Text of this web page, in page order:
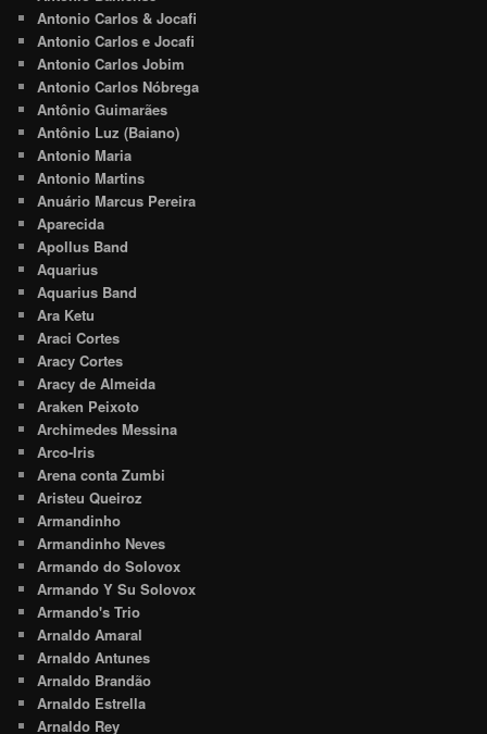
Antonio Carlos & Jocafi
Antonio Carlos e Jocafi
Antonio Carlos Jobim
Antonio Carlos Nóbrega
Antônio Guimarães
Antônio Luz (Baiano)
Antonio Maria
Antonio Martins
Anuário Marcus Pereira
Aparecida
Apollus Band
Aquarius
Aquarius Band
Ara Ketu
Araci Cortes
Aracy Cortes
Aracy de Almeida
Araken Peixoto
Archimedes Messina
Arco-Iris
Arena conta Zumbi
Aristeu Queiroz
Armandinho
Armandinho Neves
Armando do Solovox
Armando Y Su Solovox
Armando's Trio
Arnaldo Amaral
Arnaldo Antunes
Arnaldo Brandão
Arnaldo Estrella
Arnaldo Rey